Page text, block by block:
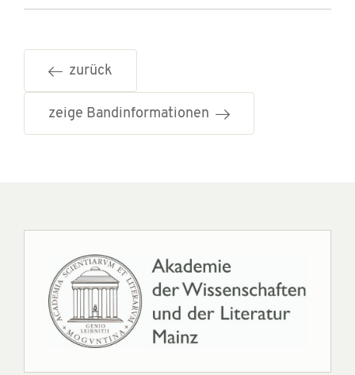
zurück
zeige Bandinformationen